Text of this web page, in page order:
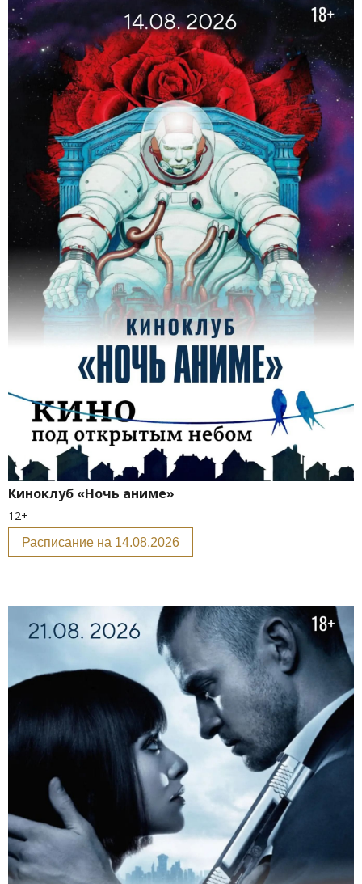
Киноклуб «Ночь аниме»
12+
Расписание на 14.08.2026